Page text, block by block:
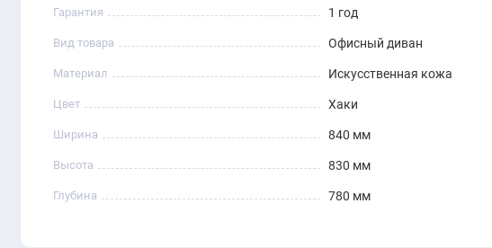
Гарантия 1 год
Вид товара Офисный диван
Материал Искусственная кожа
Цвет Хаки
Ширина 840 мм
Высота 830 мм
Глубина 780 мм